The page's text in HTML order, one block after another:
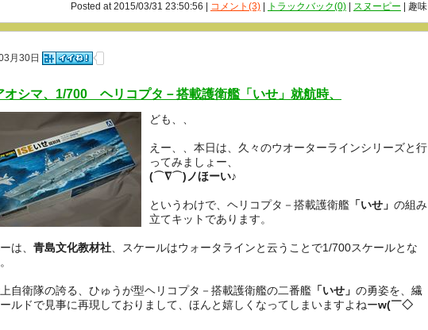
Posted at 2015/03/31 23:50:56 | コメント(3) トラックバック(0) スヌーピー | 趣味
月30日
オシマ、1/700 ヘリコプタ－搭載護衛艦「いせ」就航時、
ども、、
えー、、本日は、久々のウオーターラインシリーズと行
ってみましょー、
(⌒∇⌒)ノほーい♪
というわけで、ヘリコプタ－搭載護衛艦 「いせ」 の組み
立てキットであります。
は、 青島文化教材社、スケールはウォータラインと云うことで1/700スケールとな
自衛隊の誇る、ひゅうが型ヘリコプタ－搭載護衛艦の二番艦 「いせ」 の勇姿を、繊
ルドで見事に再現しておりまして、ほんと嬉しくなってしまいますよねーw(￣◇